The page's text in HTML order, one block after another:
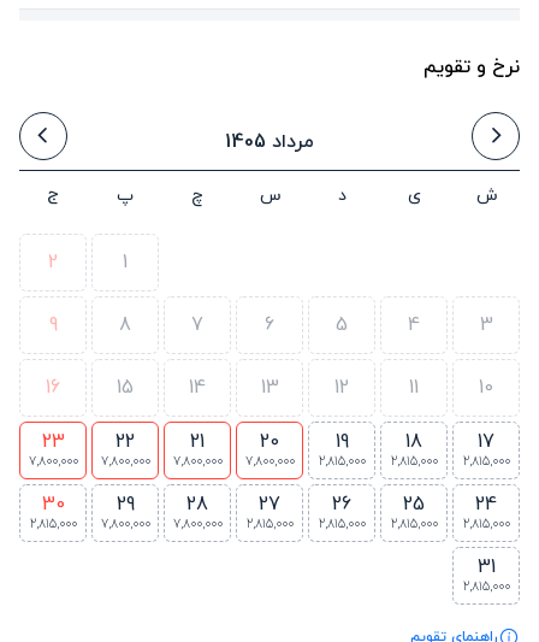
نرخ و تقویم
مرداد 1405
ش ی د س چ پ ج
1
2
3
4
5
6
7
8
9
10
11
12
13
14
15
16
17
2,815,000
18
2,815,000
19
2,815,000
20
7,800,000
21
7,800,000
22
7,800,000
23
7,800,000
24
2,815,000
25
2,815,000
26
2,815,000
27
2,815,000
28
7,800,000
29
7,800,000
30
2,815,000
31
2,815,000
راهنمای تقویم